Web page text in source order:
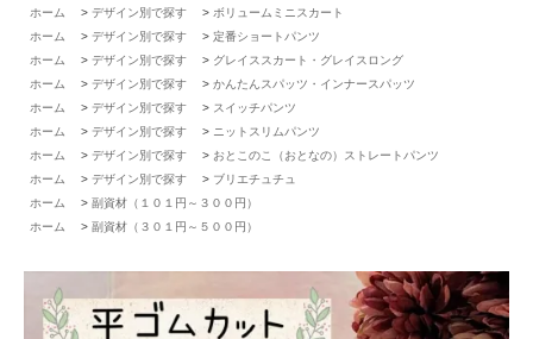
ホーム
> デザイン別で探す > ボリュームミニスカート
ホーム
> デザイン別で探す > 定番ショートパンツ
ホーム
> デザイン別で探す > グレイススカート・グレイスロング
ホーム
> デザイン別で探す > かんたんスパッツ・インナースパッツ
ホーム
> デザイン別で探す > スイッチパンツ
ホーム
> デザイン別で探す > ニットスリムパンツ
ホーム
> デザイン別で探す > おとこのこ（おとなの）ストレートパンツ
ホーム
> デザイン別で探す > ブリエチュチュ
ホーム
> 副資材（１０１円～３００円）
ホーム
> 副資材（３０１円～５００円）